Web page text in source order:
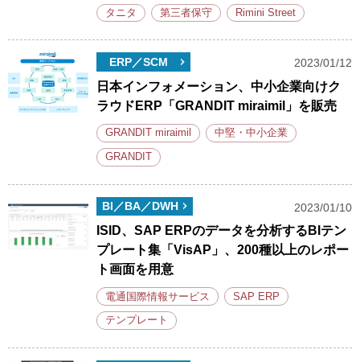
タニタ 第三者保守 Rimini Street
ERP／SCM 2023/01/12
日本インフォメーション、中小企業向けク
ラウドERP「GRANDIT miraimil」を販売
GRANDIT miraimil 中堅・中小企業
GRANDIT
BI／BA／DWH 2023/01/10
ISID、SAP ERPのデータを分析するBIテン
プレート集「VisAP」、200種以上のレポー
ト画面を用意
電通国際情報サービス SAP ERP
テンプレート